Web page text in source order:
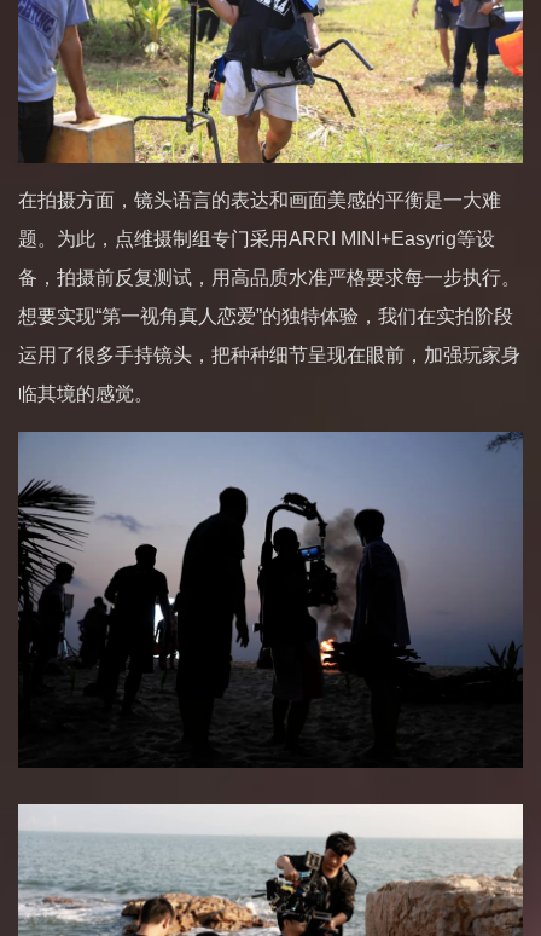
在拍摄方面，镜头语言的表达和画面美感的平衡是一大难
题。为此，点维摄制组专门采用ARRI MINI+Easyrig等设
备，拍摄前反复测试，用高品质水准严格要求每一步执行。
想要实现“第一视角真人恋爱”的独特体验，我们在实拍阶段
运用了很多手持镜头，把种种细节呈现在眼前，加强玩家身
临其境的感觉。